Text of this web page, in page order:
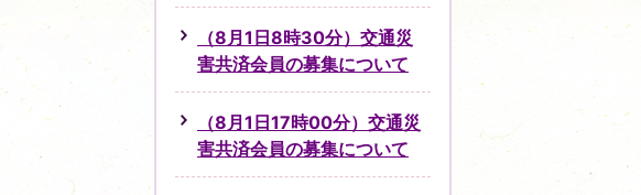
（8月1日8時30分）交通災
害共済会員の募集について
（8月1日17時00分）交通災
害共済会員の募集について